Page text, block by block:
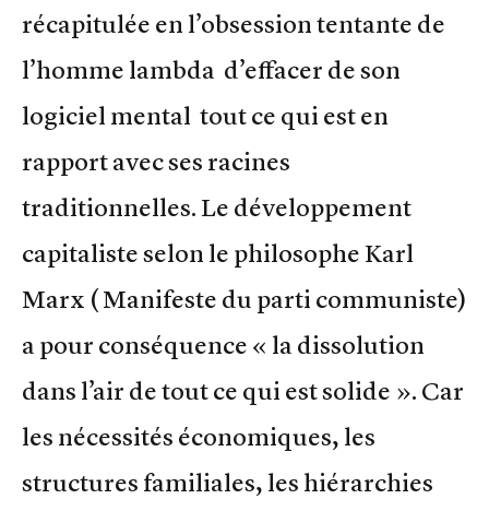
récapitulée en l’obsession tentante de
l’homme lambda d’effacer de son
logiciel mental tout ce qui est en
rapport avec ses racines
traditionnelles. Le développement
capitaliste selon le philosophe Karl
Marx ( Manifeste du parti communiste)
a pour conséquence « la dissolution
dans l’air de tout ce qui est solide ». Car
les nécessités économiques, les
structures familiales, les hiérarchies